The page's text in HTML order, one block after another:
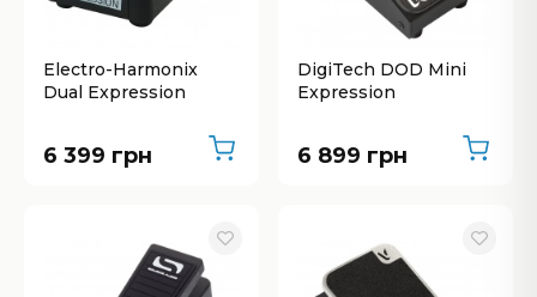
Electro-Harmonix
Dual Expression
6 399 грн
DigiTech DOD Mini
Expression
6 899 грн